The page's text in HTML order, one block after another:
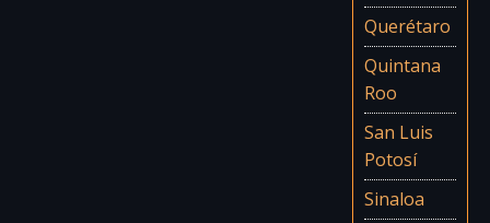
Querétaro
Quintana
Roo
San Luis
Potosí
Sinaloa